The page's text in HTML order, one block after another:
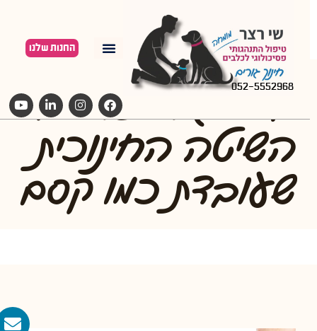
החנות שלנו
052-5552968
אילוף גור לצרכים:
השיטה החינוכית
שעובדת כמו קסם